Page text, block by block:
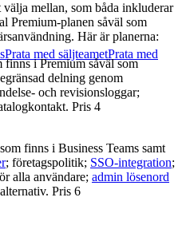
Prata med säljteametPrata med
mellan, som båda inkluderar
Premium-planen såväl som
Här är planerna:
finns i Premium såväl som
delning genom
och revisionsloggar;
Pris 4
finns i Business Teams samt
; företagspolitik; SSO-integration;
alla användare; admin lösenord
Pris 6